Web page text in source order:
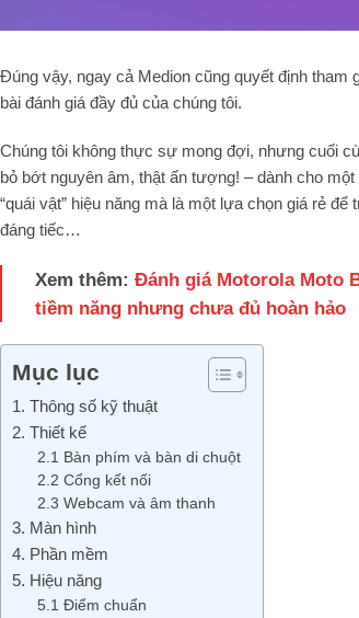
Đúng vậy, ngay cả Medion cũng quyết định
bài đánh giá đầy đủ của chúng tôi.
Chúng tôi không thực sự mong đợi, nhưng cuối
bỏ bớt nguyên âm, thật ấn tượng! – dành cho
“quái vật” hiệu năng mà là một lựa chọn giá rẻ
đáng tiếc…
Xem thêm: Đánh giá Motorola Moto
tiềm năng nhưng chưa đủ hoàn hảo
Mục lục
1. Thông số kỹ thuật
2. Thiết kế
2.1 Bàn phím và bàn di chuột
2.2 Cổng kết nối
2.3 Webcam và âm thanh
3. Màn hình
4. Phần mềm
5. Hiệu năng
5.1 Điểm chuẩn